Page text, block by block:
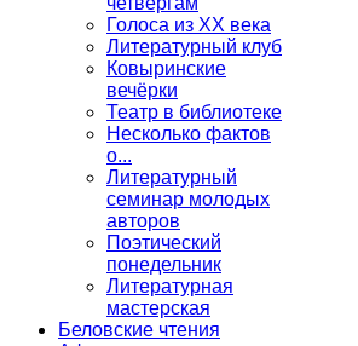
Голоса из ХХ века
Литературный клуб
Ковыринские
вечёрки
Театр в библиотеке
Несколько фактов
о...
Литературный
семинар молодых
авторов
Поэтический
понедельник
Литературная
мастерская
Беловские чтения